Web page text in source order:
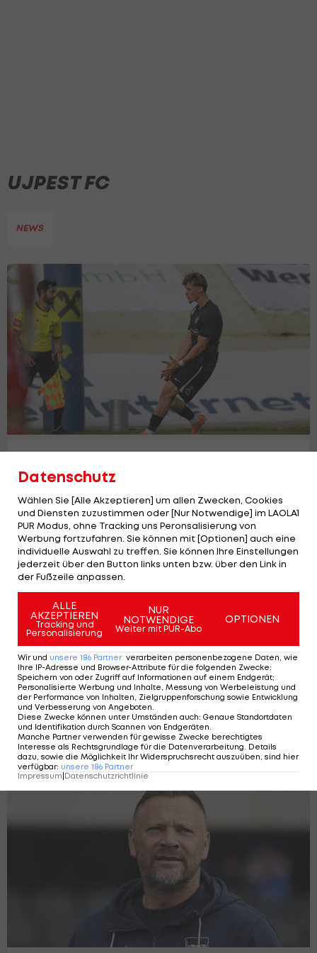
UJPEST FC
NEWS
Legionär
Austria beendet Trainingslager mit
einem Remis
Bundesliga
Datenschutz
Wählen Sie [Alle Akzeptieren] um allen Zwecken, Cookies
und Diensten zuzustimmen oder [Nur Notwendige] im LAOLA1
PUR Modus, ohne Tracking uns Peronsalisierung von
Werbung fortzufahren. Sie können mit [Optionen] auch eine
individuelle Auswahl zu treffen. Sie können Ihre Einstellungen
jederzeit über den Button links unten bzw. über den Link in
der Fußzeile anpassen.
ALLE
AKZEPTIEREN
Tracking und
Personalisierung
NUR
NOTWENDIGE
Weiter mit PUR-Abo
OPTIONEN
Wir und unsere 186 Partner verarbeiten personenbezogene Daten, wie
Ihre IP-Adresse und Browser-Attribute für die folgenden Zwecke:
Speichern von oder Zugriff auf Informationen auf einem Endgerät;
Personalisierte Werbung und Inhalte, Messung von Werbeleistung und
der Performance von Inhalten, Zielgruppenforschung sowie Entwicklung
und Verbesserung von Angeboten
Diese Zwecke können unter Umständen auch: Genaue Standortdaten
und Identifikation durch Scannen von Endgeräten
Manche Partner verwenden für gewisse Zwecke berechtigtes
Interesse als Rechtsgrundlage für die Datenverarbeitung. Details
dazu, sowie die Möglichkeit Ihr Widerspruchsrecht auszuüben, sind hier
verfügbar: unsere 186 Partner
Impressum|Datenschutzrichtlinie